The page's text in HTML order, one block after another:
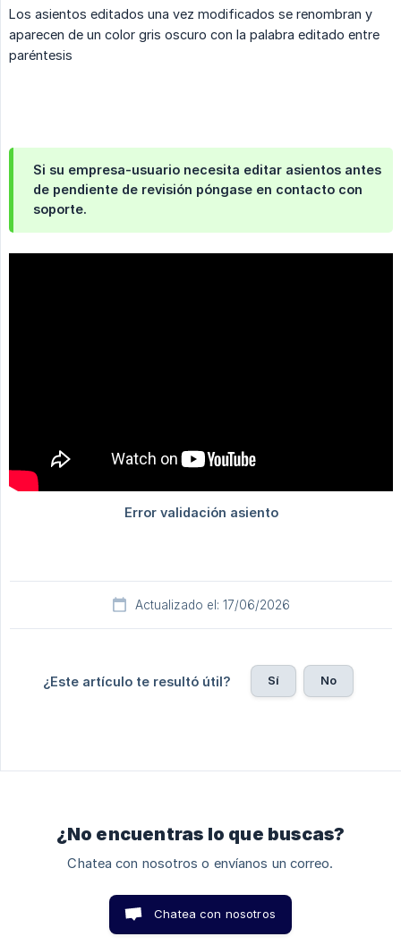
Los asientos editados una vez modificados se renombran y
aparecen de un color gris oscuro con la palabra editado entre
paréntesis
Si su empresa-usuario necesita editar asientos antes
de pendiente de revisión póngase en contacto con
soporte.
Actualizado el: 17/06/2026
¿Este artículo te resultó útil? Sí No
¿No encuentras lo que buscas?
Chatea con nosotros o envíanos un correo.
Chatea con nosotros